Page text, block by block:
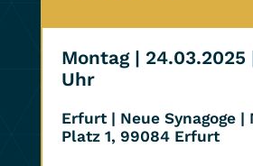
Montag | 24.03.2025
Uhr
Erfurt | Neue Synagoge |
Platz 1, 99084 Erfurt